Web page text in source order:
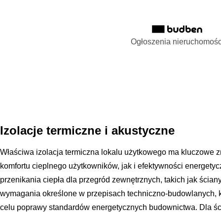
Ogłoszenia
Izolacje termiczne i akustyczne
Właściwa izolacja termiczna lokalu użytkowego ma kluczowe
komfortu cieplnego użytkowników, jak i efektywności
przenikania ciepła dla przegród zewnętrznych, takich jak
wymagania określone w przepisach techniczno-budowlanych,
celu poprawy standardów energetycznych budownictwa. Dla